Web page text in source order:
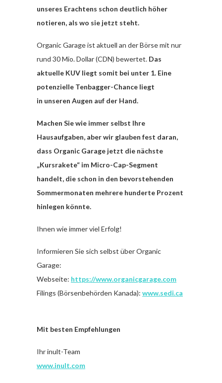
unseres Erachtens schon deutlich höher
notieren, als wo sie jetzt steht.
Organic Garage ist aktuell an der Börse mit nur
rund 30 Mio. Dollar (CDN) bewertet. Das
aktuelle KUV liegt somit bei unter 1. Eine
potenzielle Tenbagger-Chance liegt
in unseren Augen auf der Hand.
Machen Sie wie immer selbst Ihre
Hausaufgaben, aber wir glauben fest daran,
dass Organic Garage jetzt die nächste
„Kursrakete“ im Micro-Cap-Segment
handelt, die schon in den bevorstehenden
Sommermonaten mehrere hunderte Prozent
hinlegen könnte.
Ihnen wie immer viel Erfolg!
Informieren Sie sich selbst über Organic
Garage:
Webseite: https://www.organicgarage.com
Filings (Börsenbehörden Kanada): www.sedi.ca
Mit besten Empfehlungen
Ihr inult-Team
www.inult.com